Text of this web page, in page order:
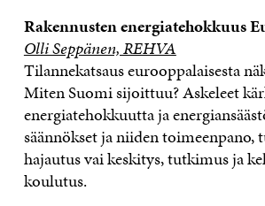
Rakennusten energiatehokkuus
Olli Seppänen, REHVA
Tilannekatsaus eurooppalaisesta
Miten Suomi sijoittuu? Askeleet
energiatehokkuutta ja
säännökset ja niiden
hajautus vai keskitys, tutkimus ja
koulutus.